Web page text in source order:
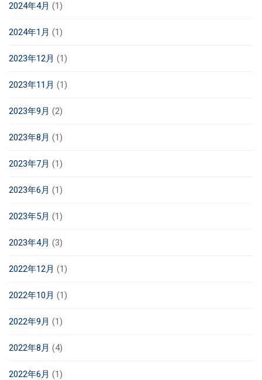
2024年4月 (1)
2024年1月 (1)
2023年12月 (1)
2023年11月 (1)
2023年9月 (2)
2023年8月 (1)
2023年7月 (1)
2023年6月 (1)
2023年5月 (1)
2023年4月 (3)
2022年12月 (1)
2022年10月 (1)
2022年9月 (1)
2022年8月 (4)
2022年6月 (1)